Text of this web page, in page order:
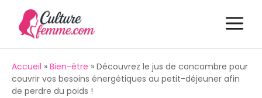
contenu
Accueil » Bien-être » Découvrez le jus de concombre pour
couvrir vos besoins énergétiques au petit-déjeuner afin
de perdre du poids !